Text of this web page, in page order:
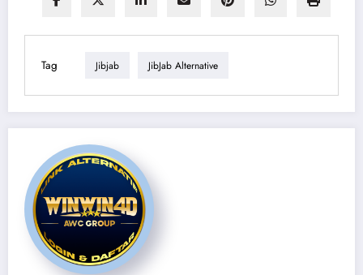
Tag Jibjab JibJab Alternative